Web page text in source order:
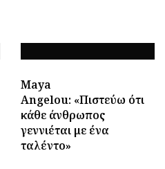
Maya
Angelou: «Πιστεύω ότι
κάθε άνθρωπος
γεννιέται με ένα
ταλέντο»